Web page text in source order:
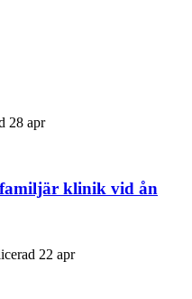
28 apr
klinik vid ån
22 apr